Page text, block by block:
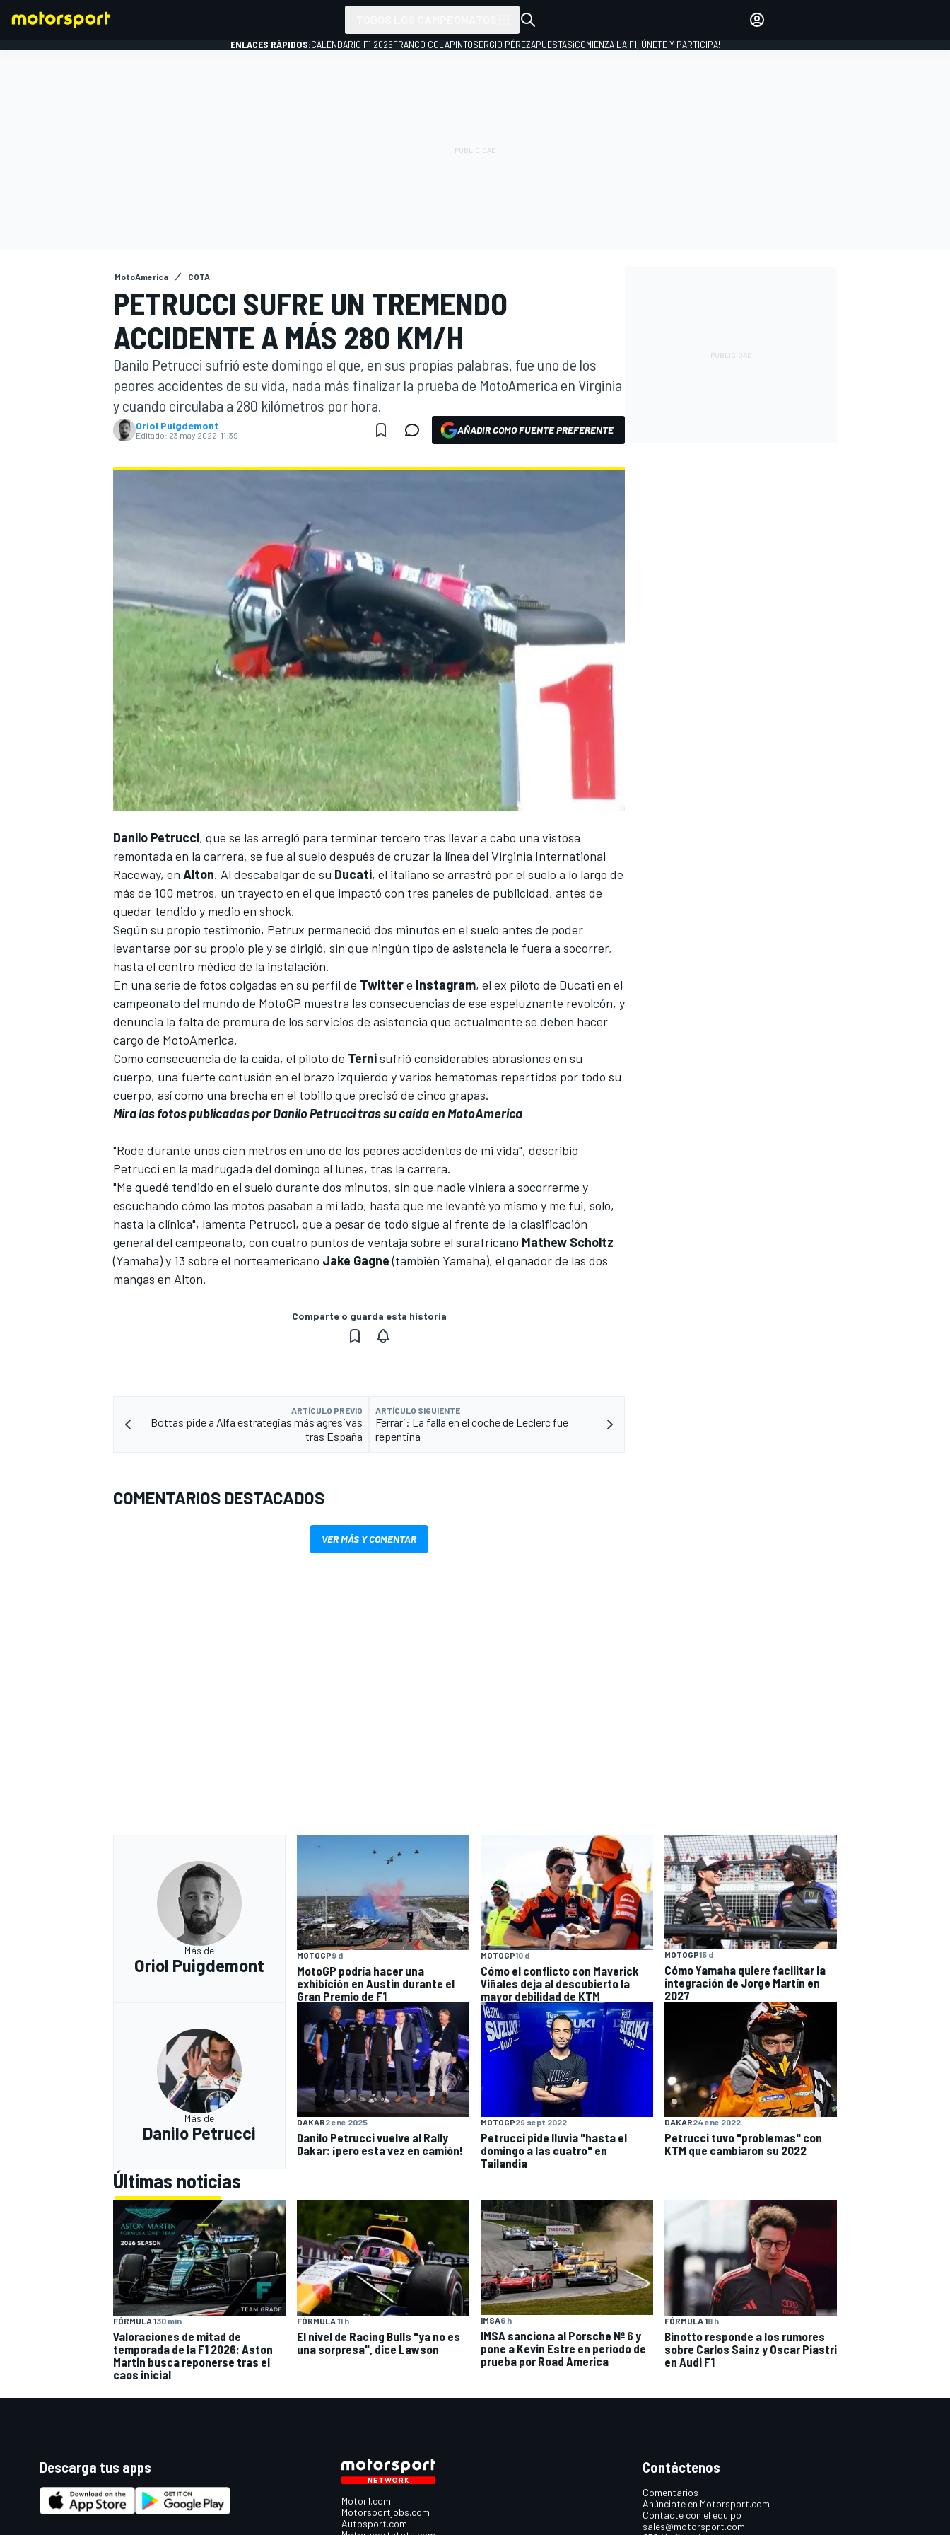
INDYCAR
NASCAR CUP
FÓRMULA E
INICIAR SESIÓN
ENLACES RÁPIDOS:CALENDARIO F1 2026FRANCO COLAPINTOSERGIO PÉREZAPUESTAS¡COMIENZA LA F1, ÚNETE Y PARTICIPA!
MotoAmerica COTA
PETRUCCI SUFRE UN TREMENDO
ACCIDENTE A MÁS 280 KM/H
Danilo Petrucci sufrió este domingo el que, en sus propias palabras, fue uno de los
peores accidentes de su vida, nada más finalizar la prueba de MotoAmerica en Virginia
y cuando circulaba a 280 kilómetros por hora.
Oriol Puigdemont
Editado: 23 may 2022, 11:39 AÑADIR COMO FUENTE PREFERENTE
Danilo Petrucci, que se las arregló para terminar tercero tras llevar a cabo una vistosa
remontada en la carrera, se fue al suelo después de cruzar la línea del Virginia International
Raceway, en Alton. Al descabalgar de su Ducati, el italiano se arrastró por el suelo a lo largo de
más de 100 metros, un trayecto en el que impactó con tres paneles de publicidad, antes de
quedar tendido y medio en shock.
Según su propio testimonio, Petrux permaneció dos minutos en el suelo antes de poder
levantarse por su propio pie y se dirigió, sin que ningún tipo de asistencia le fuera a socorrer,
hasta el centro médico de la instalación.
En una serie de fotos colgadas en su perfil de Twittere Instagram, el ex piloto de Ducati en el
campeonato del mundo de MotoGP muestra las consecuencias de ese espeluznante revolcón, y
denuncia la falta de premura de los servicios de asistencia que actualmente se deben hacer
cargo de MotoAmerica.
Como consecuencia de la caída, el piloto de Ternisufrió considerables abrasiones en su
cuerpo, una fuerte contusión en el brazo izquierdo y varios hematomas repartidos por todo su
cuerpo, así como una brecha en el tobillo que precisó de cinco grapas.
Mira las fotos publicadas por Danilo Petrucci tras su caída en MotoAmerica
"Rodé durante unos cien metros en uno de los peores accidentes de mi vida", describió
Petrucci en la madrugada del domingo al lunes, tras la carrera.
"Me quedé tendido en el suelo durante dos minutos, sin que nadie viniera a socorrerme y
escuchando cómo las motos pasaban a mi lado, hasta que me levanté yo mismo y me fui, solo,
hasta la clínica", lamenta Petrucci, que a pesar de todo sigue al frente de la clasificación
general del campeonato, con cuatro puntos de ventaja sobre el surafricano Mathew Scholtz
(Yamaha) y 13 sobre el norteamericano Jake Gagne(también Yamaha), el ganador de las dos
mangas en Alton.
Comparte o guarda esta historia
ARTÍCULO PREVIO
Bottas pide a Alfa estrategias más agresivas
tras España
ARTÍCULO SIGUIENTE
Ferrari: La falla en el coche de Leclerc fue
repentina
COMENTARIOS DESTACADOS
VER MÁS Y COMENTAR
Más de
Oriol Puigdemont
MOTOGP9 d
MotoGP podría hacer una
exhibición en Austin durante el
Gran Premio de F1
MOTOGP10 d
Cómo el conflicto con Maverick
Viñales deja al descubierto la
mayor debilidad de KTM
MOTOGP15 d
Cómo Yamaha quiere facilitar la
integración de Jorge Martín en
2027
Más de
Danilo Petrucci
DAKAR2 ene 2025
Danilo Petrucci vuelve al Rally
Dakar: ¡pero esta vez en camión!
MOTOGP29 sept 2022
Petrucci pide lluvia "hasta el
domingo a las cuatro" en
Tailandia
DAKAR24 ene 2022
Petrucci tuvo "problemas" con
KTM que cambiaron su 2022
Últimas noticias
FÓRMULA 130 min
Valoraciones de mitad de
temporada de la F1 2026: Aston
Martin busca reponerse tras el
caos inicial
FÓRMULA 11 h
El nivel de Racing Bulls "ya no es
una sorpresa", dice Lawson
IMSA6 h
IMSA sanciona al Porsche Nº 6 y
pone a Kevin Estre en periodo de
prueba por Road America
FÓRMULA 18 h
Binotto responde a los rumores
sobre Carlos Sainz y Oscar Piastri
en Audi F1
Descarga tus apps
Motor1.com
Motorsportjobs.com
Autosport.com
Contáctenos
Comentarios
Anúnciate en Motorsport.com
Contacte con el equipo
sales@motorsport.com